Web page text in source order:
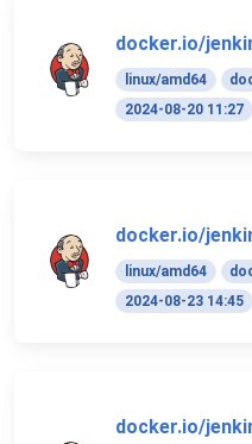
docker.io/
linux/amd64
2024-08-20 11:27
docker.io/
linux/amd64
2024-08-23 14:45
docker.io/